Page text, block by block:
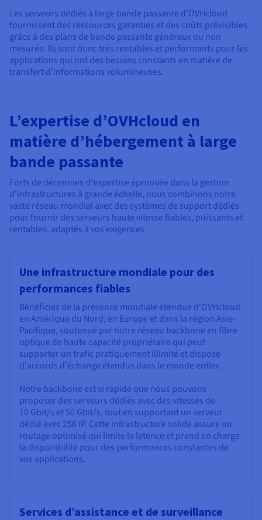
Les serveurs dédiés à large bande passante d'OVHcloud
fournissent des ressources garanties et des coûts prévisibles
grâce à des plans de bande passante généreux ou non
mesurés. Ils sont donc très rentables et performants pour les
applications qui ont des besoins constants en matière de
transfert d'informations volumineuses.
L’expertise d’OVHcloud en
matière d’hébergement à large
bande passante
Forts de décennies d'expertise éprouvée dans la gestion
d'infrastructures à grande échelle, nous combinons notre
vaste réseau mondial avec des systèmes de support dédiés
pour fournir des serveurs haute vitesse fiables, puissants et
rentables, adaptés à vos exigences.
Une infrastructure mondiale pour des
performances fiables
Bénéficiez de la présence mondiale étendue d'OVHcloud
en Amérique du Nord, en Europe et dans la région Asie-
Pacifique, soutenue par notre réseau backbone en fibre
optique de haute capacité propriétaire qui peut
supporter un trafic pratiquement illimité et dispose
d'accords d'échange étendus dans le monde entier.
Notre backbone est si rapide que nous pouvons
proposer des serveurs dédiés avec des vitesses de
10 Gbit/s et 50 Gbit/s, tout en supportant un serveur
dédié avec 256 IP. Cette infrastructure solide assure un
routage optimisé qui limite la latence et prend en charge
la disponibilité pour des performances constantes de
vos applications.
Services d’assistance et de surveillance